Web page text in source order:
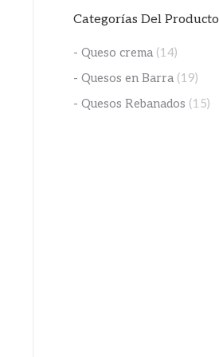
Categorías Del Producto
- Queso crema (14)
- Quesos en Barra (19)
- Quesos Rebanados (15)